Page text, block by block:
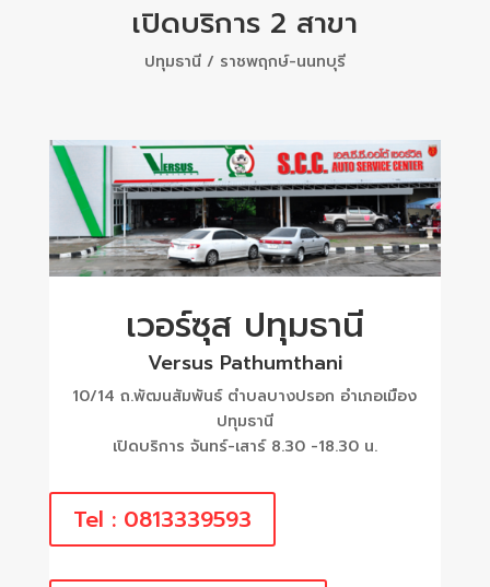
เปิดบริการ 2 สาขา
ปทุมธานี / ราชพฤกษ์-นนทบุรี
เวอร์ซุส ปทุมธานี
Versus Pathumthani
10/14 ถ.พัฒนสัมพันธ์ ตำบลบางปรอก อำเภอเมือง
ปทุมธานี
เปิดบริการ จันทร์-เสาร์ 8.30 -18.30 น.
Tel : 0813339593